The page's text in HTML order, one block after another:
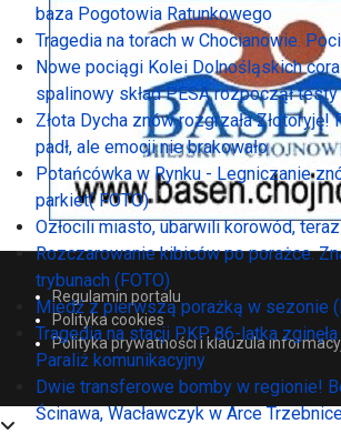
Regulamin portalu
Polityka cookies
Polityka prywatności i klauzula
baza Pogotowia Ratunkowego
Tragedia na torach w Chocianowie.
Nowe pociągi Kolei Dolnośląskich
spalinowy skład PESA rozpoczął testy
Złota Dycha znów rozgrzała Złotoryję!
padł, ale emocji nie brakowało
Potańcówka w Rynku - Legniczanie
parkiet( FOTO)
Ozłocili miasto, ubarwili korowód,
Rozczarowanie kibiców po porażce.
trybunach (FOTO)
Miedź z pierwszą porażką w sezonie
Tragedia na stacji PKP. 86-latka
Paraliż komunikacyjny
Dwie transferowe bomby w regionie!
Ścinawa, Wacławczyk w Arce